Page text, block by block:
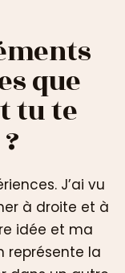
que
tu te
J’ai vu
à droite et à
idée et ma
représente la